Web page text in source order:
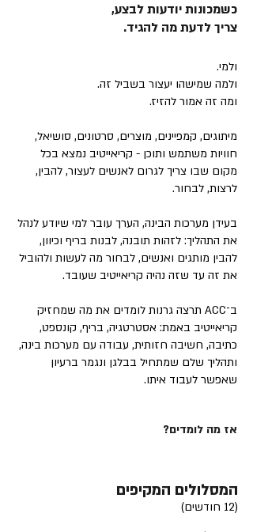
כשמכונות יודעות לבצע,
צריך לדעת מה להגיד.
ולמי.
ולמה שמישהו יעצור בשביל זה.
ומה זה אמור להזיז.
מיתוגים, קמפיינים, מוצרים, סרטונים, סושיאל,
חוויות משתמש ותוכן - קריאייטיב נמצא בכל
מקום שבו צריך לגרום לאנשים לעצור, להבין,
לרצות, לבחור.
בעידן מערכות הבינה, הערך עובר למי שיודע לנהל
את התהליך: לזהות תובנה, לבנות בריף וכיוון,
להבין מותגים ואנשים, לבחור מה לעשות ולהוביל
את זה עד שזה נהיה קריאייטיב שעובד.
ב־ACC תרצה גרנות לומדים את מה שמחזיק
קריאייטיב באמת: אסטרטגיה, בריף, קונספט,
כתיבה, חשיבה חזותית, עבודה עם מערכות בינה,
ותהליך שלם שמתחיל בבלגן ונגמר ברעיון
שאפשר לעבוד איתו.
אז מה לומדים?
המסלולים המקיפים
(12 חודשים)